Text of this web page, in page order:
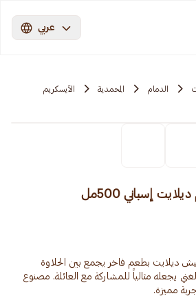
عربي
الدمام المحمدية الآيسكريم
إسباني 500مل
ديلايت بطعم فاخر يجمع بين الحلاوة
يجعله مثالياً للمشاركة مع العائلة. مصنوع
مميزة.